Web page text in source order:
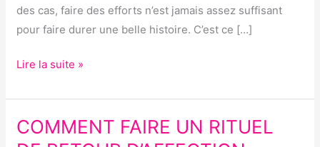
des cas, faire des efforts n’est jamais assez suffisant
pour faire durer une belle histoire. C’est ce […]
Lire la suite »
COMMENT FAIRE UN RITUEL
COMMENT
FAIRE